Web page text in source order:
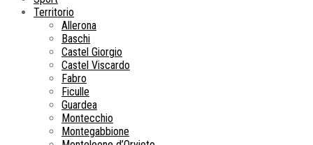
Territorio
Allerona
Baschi
Castel Giorgio
Castel Viscardo
Fabro
Ficulle
Guardea
Montecchio
Montegabbione